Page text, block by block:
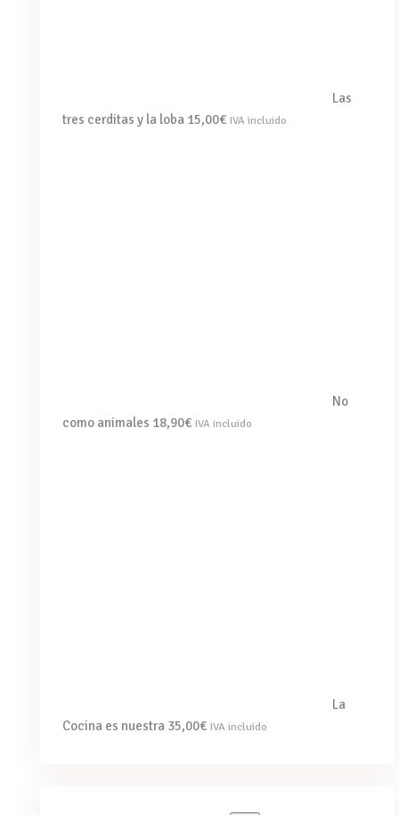
Las
tres cerditas y la loba 15,00€ IVA incluido
No
como animales 18,90€ IVA incluido
La
Cocina es nuestra 35,00€ IVA incluido